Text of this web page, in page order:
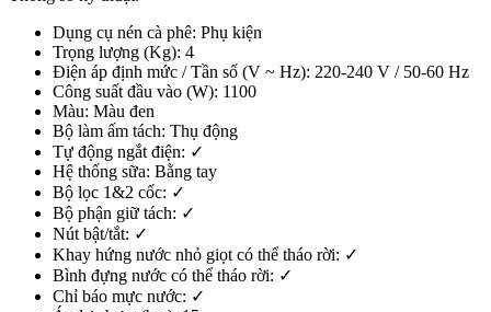
Dụng cụ nén cà phê: Phụ kiện
Trọng lượng (Kg): 4
Điện áp định mức / Tần số (V ~ Hz): 220-240 V / 50-60 Hz
Công suất đầu vào (W): 1100
Màu: Màu đen
Bộ làm ấm tách: Thụ động
Tự động ngắt điện: ✓
Hệ thống sữa: Bằng tay
Bộ lọc 1&2 cốc: ✓
Bộ phận giữ tách: ✓
Nút bật/tắt: ✓
Khay hứng nước nhỏ giọt có thể tháo rời: ✓
Bình đựng nước có thể tháo rời: ✓
Chỉ báo mực nước: ✓